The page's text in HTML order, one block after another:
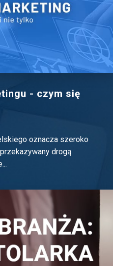
- czym się
oznacza szeroko
drogą